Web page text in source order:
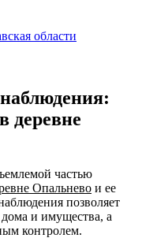
области
деревне
частью
Опальнево и ее
позволяет
и имущества, а
контролем.